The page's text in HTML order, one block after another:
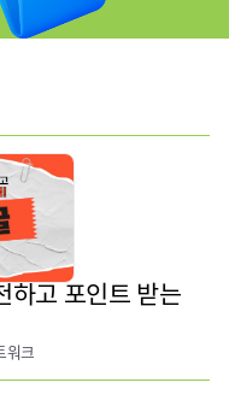
하고 포인트 받는
워크